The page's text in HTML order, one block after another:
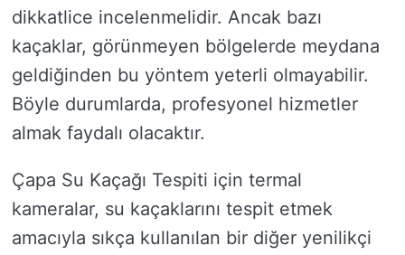
dikkatlice incelenmelidir. Ancak bazı
kaçaklar, görünmeyen bölgelerde meydana
geldiğinden bu yöntem yeterli olmayabilir.
Böyle durumlarda, profesyonel hizmetler
almak faydalı olacaktır.
Çapa Su Kaçağı Tespiti için termal
kameralar, su kaçaklarını tespit etmek
amacıyla sıkça kullanılan bir diğer yenilikçi